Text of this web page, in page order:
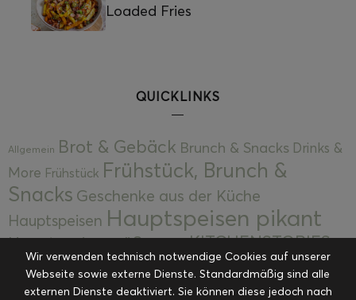
Loaded Fries
QUICKLINKS
Allgemein Brot & Gebäck Brunch & Snacks Drinks &
More Frühstück Frühstück, Brunch &
Snacks Geschenke aus der Küche
Hauptspeisen Hauptspeisen pikant
Hauptspeisen süßKekseKITCHENSTORIES
Kuchen, Torten & Desserts Kuchen und
Desserts Kulinarik Kulinarische Mitbringsel &
Wir verwenden technisch notwendige Cookies auf unserer
Webseite sowie externe Dienste. Standardmäßig sind alle
externen Dienste deaktiviert. Sie können diese jedoch nach